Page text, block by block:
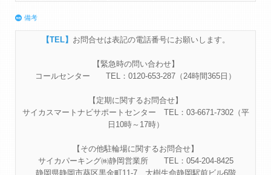
備考
お問合せは表記の電話番号にお願いします。
【緊急時の問い合わせ】
コールセンター TEL：0120-653-287（24時間365日）
【定期に関するお問合せ】
サイカスマートナビサポートセンター TEL：03-6671-7302（平
日10時～17時）
【その他駐輪場に関するお問合せ】
サイカパーキング㈱静岡営業所 TEL：054-204-8425
静岡県静岡市葵区黒金町11-7 大樹生命静岡駅前ビル6階